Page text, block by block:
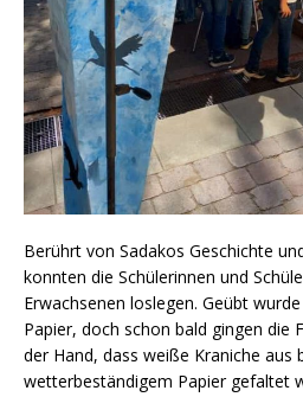
Berührt von Sadakos Geschichte
konnten die Schülerinnen und
Erwachsenen loslegen. Geübt
Papier, doch schon bald gingen die
der Hand, dass weiße Kraniche aus
wetterbeständigem Papier gefaltet